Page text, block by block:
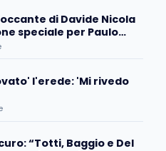
di Davide Nicola
speciale per Paulo
l'erede: 'Mi rivedo
“Totti, Baggio e Del